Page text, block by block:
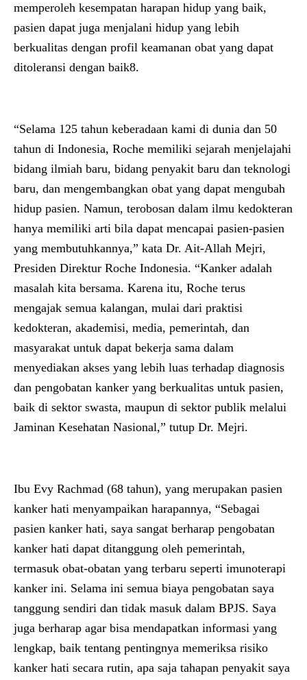
memperoleh kesempatan harapan hidup yang baik,
pasien dapat juga menjalani hidup yang lebih
berkualitas dengan profil keamanan obat yang dapat
ditoleransi dengan baik8.
“Selama 125 tahun keberadaan kami di dunia dan 50
tahun di Indonesia, Roche memiliki sejarah menjelajahi
bidang ilmiah baru, bidang penyakit baru dan teknologi
baru, dan mengembangkan obat yang dapat mengubah
hidup pasien. Namun, terobosan dalam ilmu kedokteran
hanya memiliki arti bila dapat mencapai pasien-pasien
yang membutuhkannya,” kata Dr. Ait-Allah Mejri,
Presiden Direktur Roche Indonesia. “Kanker adalah
masalah kita bersama. Karena itu, Roche terus
mengajak semua kalangan, mulai dari praktisi
kedokteran, akademisi, media, pemerintah, dan
masyarakat untuk dapat bekerja sama dalam
menyediakan akses yang lebih luas terhadap diagnosis
dan pengobatan kanker yang berkualitas untuk pasien,
baik di sektor swasta, maupun di sektor publik melalui
Jaminan Kesehatan Nasional,” tutup Dr. Mejri.
Ibu Evy Rachmad (68 tahun), yang merupakan pasien
kanker hati menyampaikan harapannya, “Sebagai
pasien kanker hati, saya sangat berharap pengobatan
kanker hati dapat ditanggung oleh pemerintah,
termasuk obat-obatan yang terbaru seperti imunoterapi
kanker ini. Selama ini semua biaya pengobatan saya
tanggung sendiri dan tidak masuk dalam BPJS. Saya
juga berharap agar bisa mendapatkan informasi yang
lengkap, baik tentang pentingnya memeriksa risiko
kanker hati secara rutin, apa saja tahapan penyakit saya